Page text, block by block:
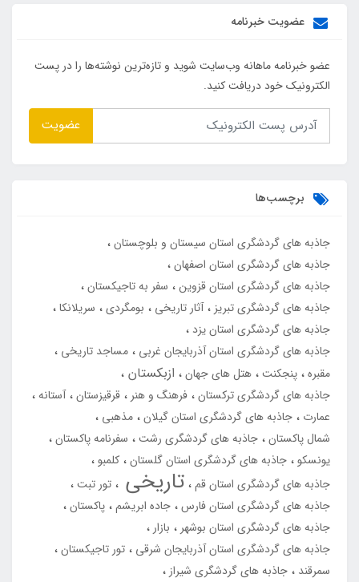
عضویت خبرنامه
عضو خبرنامه ماهانه وب‌سایت شوید و تازه‌ترین نوشته‌ها را در پست
الکترونیک خود دریافت کنید.
عضویت
برچسب‌ها
جاذبه های گردشگری استان سیستان و بلوچستان
جاذبه های گردشگری استان اصفهان
جاذبه های گردشگری استان قزوین
سفر به تاجیکستان
جاذبه های گردشگری تبریز
آثار تاریخی بومگردی
سریلانکا
جاذبه های گردشگری استان یزد
جاذبه های گردشگری استان آذربایجان غربی
مساجد تاریخی
مقبره پنجکنت هتل های جهان ازبکستان
جاذبه های گردشگری ترکستان فرهنگ و هنر قرقیزستان آستانه
عمارت
جاذبه های گردشگری استان گیلان مذهبی
شمال پاکستان جاذبه های گردشگری رشت
سفرنامه پاکستان
یونسکو جاذبه های گردشگری استان گلستان کلمبو
جاذبه های گردشگری استان قم تاریخی
تور تبت
جاذبه های گردشگری استان فارس جاده ابریشم پاکستان
جاذبه های گردشگری استان بوشهر
بازار
جاذبه های گردشگری استان آذربایجان شرقی
تور تاجیکستان
سمرقند
جاذبه های گردشگری شیراز